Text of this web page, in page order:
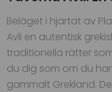
Beläget i hjärtat av
Avli en autentisk
traditionella rätter
du dig som om du
gammalt Grekland.